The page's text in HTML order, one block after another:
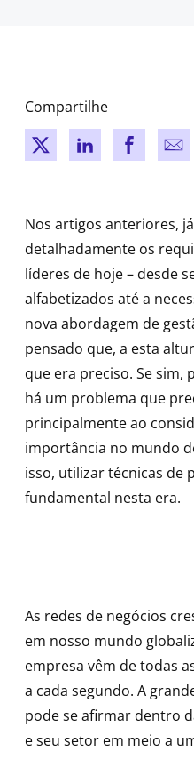
Compartilhe
New windowNew window
New
Nos artigos anteriores,
detalhadamente os
líderes de hoje – desde
alfabetizados até a
nova abordagem de
pensado que, a esta
que era preciso. Se sim,
há um problema que
principalmente ao
importância no mundo
isso, utilizar técnicas de
fundamental nesta era.
As redes de negócios
em nosso mundo
empresa vêm de todas
a cada segundo. A
pode se afirmar dentro
e seu setor em meio a